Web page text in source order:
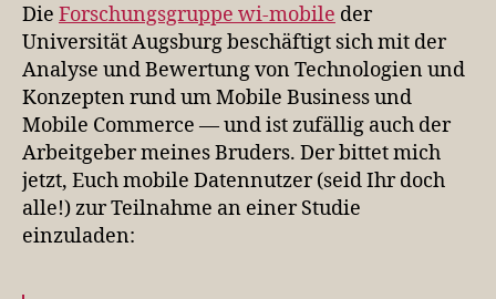
Die Forschungsgruppe wi-mobile der
Universität Augsburg beschäftigt sich mit der
Analyse und Bewertung von Technologien und
Konzepten rund um Mobile Business und
Mobile Commerce — und ist zufällig auch der
Arbeitgeber meines Bruders. Der bittet mich
jetzt, Euch mobile Datennutzer (seid Ihr doch
alle!) zur Teilnahme an einer Studie
einzuladen: